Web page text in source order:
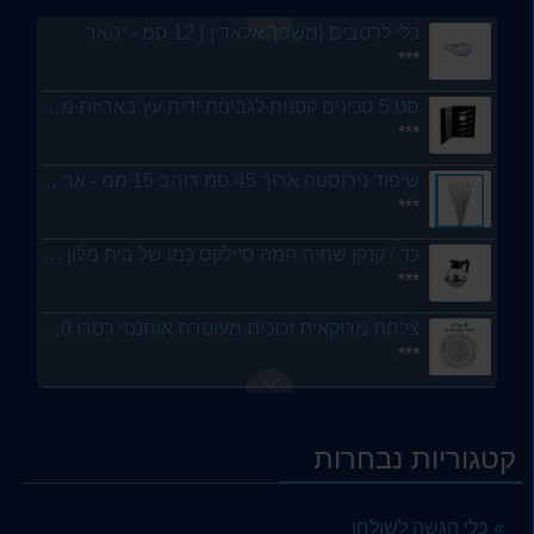
כלי לרטבים {משפך אלאדין } 12 סמ - יגואר
***
סט 5 סכינים קטנות לגבינות ידית עץ באריזת מתנה - ארקוסטיל
***
שיפוד נירוסטה ארוך 45 סמ רוחב 15 ממ - ארקוסטיל
***
כד / קנקן שתיה חמה סיילקס כמו של בית מלון תחתית נירוסטה - מבית ארקוסטיל
***
צלחת מרוקאית זכוכית מעוטרת אותנטי רטרו 20 סמ
***
קטגוריות נבחרות
כלי הגשה לשולחן